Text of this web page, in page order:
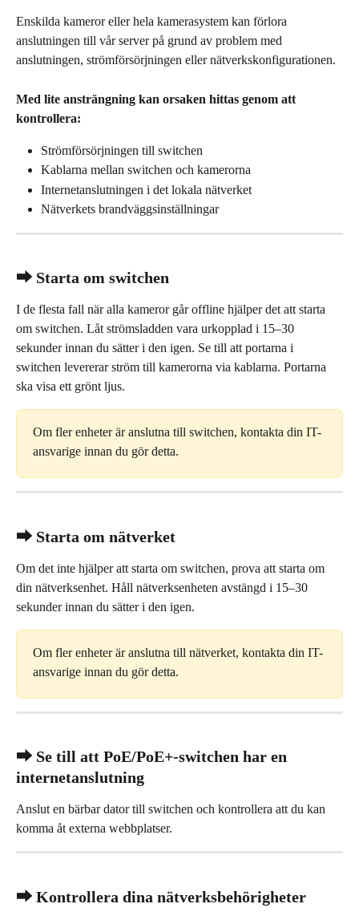
Enskilda kameror eller hela kamerasystem kan förlora
anslutningen till vår server på grund av problem med
anslutningen, strömförsörjningen eller nätverkskonfigurationen.
Med lite ansträngning kan orsaken hittas genom att
kontrollera:
Strömförsörjningen till switchen
Kablarna mellan switchen och kamerorna
Internetanslutningen i det lokala nätverket
Nätverkets brandväggsinställningar
⮕ Starta om switchen
I de flesta fall när alla kameror går offline hjälper det att starta
om switchen. Låt strömsladden vara urkopplad i 15–30
sekunder innan du sätter i den igen. Se till att portarna i
switchen levererar ström till kamerorna via kablarna. Portarna
ska visa ett grönt ljus.
Om fler enheter är anslutna till switchen, kontakta din IT-
ansvarige innan du gör detta.
⮕ Starta om nätverket
Om det inte hjälper att starta om switchen, prova att starta om
din nätverksenhet. Håll nätverksenheten avstängd i 15–30
sekunder innan du sätter i den igen.
Om fler enheter är anslutna till nätverket, kontakta din IT-
ansvarige innan du gör detta.
⮕ Se till att PoE/PoE+-switchen har en
internetanslutning
Anslut en bärbar dator till switchen och kontrollera att du kan
komma åt externa webbplatser.
⮕ Kontrollera dina nätverksbehörigheter